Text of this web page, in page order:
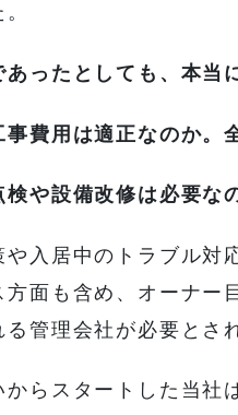
あったとしても、本当
事費用は適正なのか。
検や設備改修は必要な
や入居中のトラブル対
方面も含め、オーナー
る管理会社が必要とさ
からスタートした当社